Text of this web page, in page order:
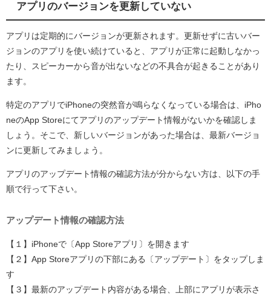
アプリのバージョンを更新していない
アプリは定期的にバージョンが更新されます。更新せずに古いバー
ジョンのアプリを使い続けていると、アプリが正常に起動しなかっ
たり、スピーカーから音が出ないなどの不具合が起きることがあり
ます。
特定のアプリでiPhoneの突然音が鳴らなくなっている場合は、iPho
neのApp Storeにてアプリのアップデート情報がないかを確認しま
しょう。そこで、新しいバージョンがあった場合は、最新バージョ
ンに更新してみましょう。
アプリのアップデート情報の確認方法が分からない方は、以下の手
順で行って下さい。
アップデート情報の確認方法
【１】iPhoneで〔App Storeアプリ〕を開きます
【２】App Storeアプリの下部にある〔アップデート〕をタップしま
す
【３】最新のアップデート内容がある場合、上部にアプリが表示さ